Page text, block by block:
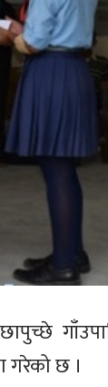
गरेको छ ।